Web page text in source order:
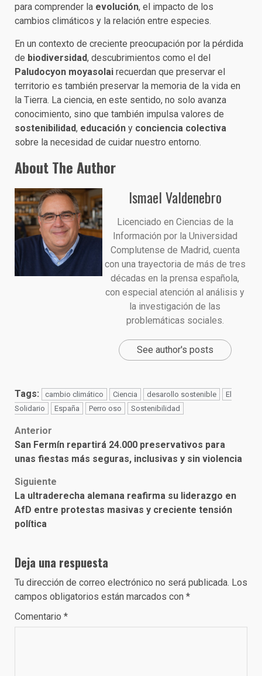
para comprender la evolución, el impacto de los
cambios climáticos y la relación entre especies.
En un contexto de creciente preocupación por la pérdida
de biodiversidad, descubrimientos como el del
Paludocyon moyasolai recuerdan que preservar el
territorio es también preservar la memoria de la vida en
la Tierra. La ciencia, en este sentido, no solo avanza
conocimiento, sino que también impulsa valores de
sostenibilidad, educación y conciencia colectiva
sobre la necesidad de cuidar nuestro entorno.
About The Author
Ismael Valdenebro
Licenciado en Ciencias de la
Información por la Universidad
Complutense de Madrid, cuenta
con una trayectoria de más de tres
décadas en la prensa española,
con especial atención al análisis y
la investigación de las
problemáticas sociales.
See author's posts
Tags: cambio climático Ciencia desarollo sostenible
El
Solidario
España Perro oso Sostenibilidad
Post
navigation
Anterior
San Fermín repartirá 24.000 preservativos para
unas fiestas más seguras, inclusivas y sin violencia
Siguiente
La ultraderecha alemana reafirma su liderazgo en
AfD entre protestas masivas y creciente tensión
política
Deja una respuesta
Tu dirección de correo electrónico no será publicada. Los
campos obligatorios están marcados con *
Comentario *